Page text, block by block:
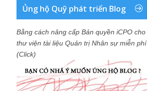
Ủng hộ Quỹ phát triển Blog
Bằng cách nâng cấp Bản quyền iCPO cho
thư viện tài liệu Quản trị Nhân sự miễn phí
(Click)